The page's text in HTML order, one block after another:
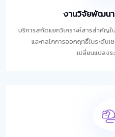
งานวิจัยพัฒน
บริการสกัดแยกวิเคราะห์สารสำคัญ
และกลไกการออกฤทธิ์ในระดับเ
เปลี่ยนแปลงร